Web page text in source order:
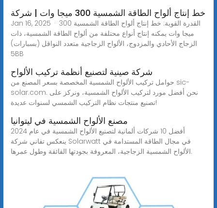
خط إنتاج ألواح الطاقة الشمسية 300 ميجا وات | شركة
Jan 16, 2025 · القدرة القوية: خط إنتاج ألواح الطاقة الشمسية 300
ميجا وات يمكنه إنتاج أنواع محتلفة من ألواح الطاقة الشمسية، ذات
الزجاج الأحادي والمزدوج، الألواح الزجاجية متعدد النواقل (بسبارات)
5BB
شركة صينية لتصنيع أنظمة تركيب الألواح
حوامل تركيب الألواح الشمسية المخصصة بسعر المصنع من sic-
solar.com. نحن أفضل مورد لتركيب الألواح الشمسية، ونركز على
تصنيع منتجات نظام التركيب الشمسي لسنوات عديدة!
مصنع الألواح الشمسية في ليتوانيا
أفضل 10 شركات ألمانية لتصنيع الألواح الشمسية في عام 2024
ينعكس تفاني شركة Solarwatt في مجال الطاقة المستدامة في
الألواح الشمسية الزجاجية، المعروفة بجودتها الفائقة وطول عمرها.